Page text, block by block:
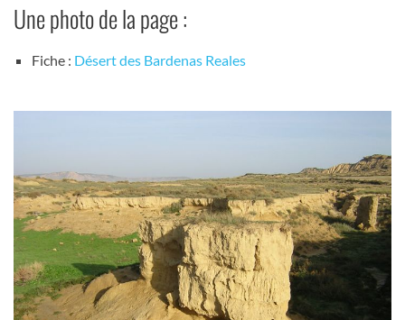
Une photo de la page :
Fiche : Désert des Bardenas Reales